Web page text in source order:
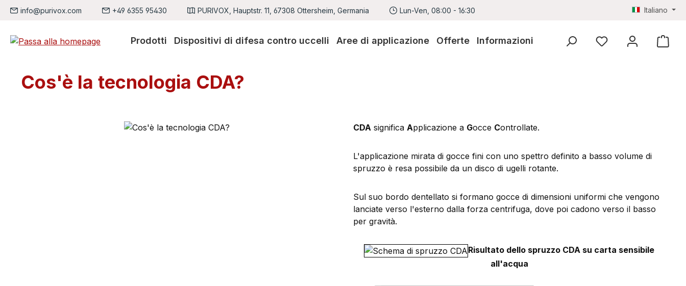
al contenuto principale
Salta alla ricerca
Passa alla navigazione principale
info@purivox.com +49 6355 95430 PURIVOX, Hauptstr. 11, 67308 Ottersheim, Germania Lun-Ven, 08:00 - 16:30 Italiano
Prodotti Dispositivi di difesa contro uccelli Aree di applicazione Offerte Informazioni Hai 0 articoli nella lista
Cos'è la tecnologia CDA?
CDA significa Applicazione a Gocce Controllate.
L'applicazione mirata di gocce fini con uno spettro definito a basso volume di
spruzzo è resa possibile da un disco di ugelli rotante.
Sul suo bordo dentellato si formano gocce di dimensioni uniformi che vengono
lanciate verso l'esterno dalla forza centrifuga, dove poi cadono verso il basso
per gravità.
Risultato dello spruzzo CDA su carta sensibile
all'acqua